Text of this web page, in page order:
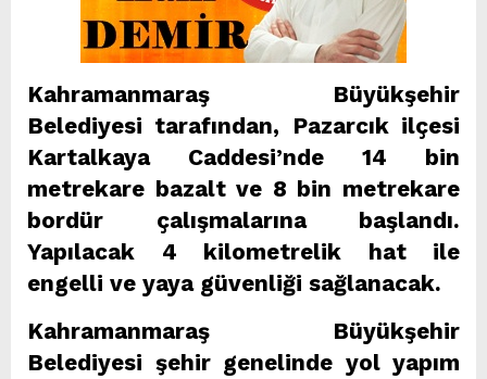
Kahramanmaraş Büyükşehir
Belediyesi tarafından, Pazarcık ilçesi
Kartalkaya Caddesi’nde 14 bin
metrekare bazalt ve 8 bin metrekare
bordür çalışmalarına başlandı.
Yapılacak 4 kilometrelik hat ile
engelli ve yaya güvenliği sağlanacak.
Kahramanmaraş Büyükşehir
Belediyesi şehir genelinde yol yapım